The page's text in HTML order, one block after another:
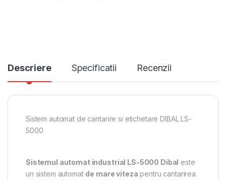
Descriere Specificatii Recenzii
Sistem automat de cantarire si etichetare DIBAL LS-
5000
Sistemul automat industrial LS-5000 Dibal este
un sistem automat de mare viteza pentru cantarirea